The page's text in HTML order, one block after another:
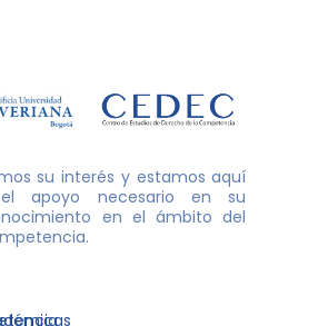
su interés y estamos aquí
apoyo necesario en su
en el ámbito del